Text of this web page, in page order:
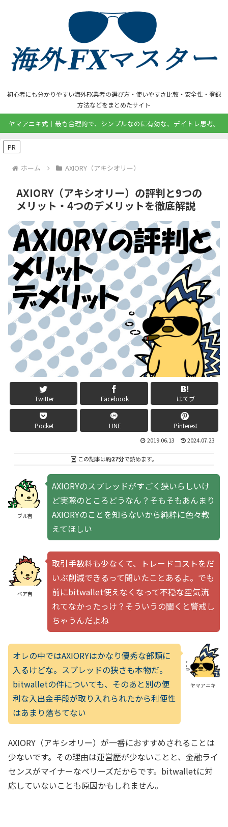
初心者にも分かりやすい海外FX業者の選び方・使いやすさ比較・安全性・登録
方法などをまとめたサイト
ヤマアニキ式｜最も合理的で、シンプルなのに有効な、デイトレ思考。
PR
ホーム AXIORY（アキシオリー）
AXIORY（アキシオリー）の評判と9つの
メリット・4つのデメリットを徹底解説
Twitter Facebook はてブ
Pocket LINE Pinterest
2019.06.13 2024.07.23
この記事は約27分で読めます。
ブル吉
AXIORYのスプレッドがすごく狭いらしいけ
ど実際のところどうなん？そもそもあんまり
AXIORYのことを知らないから純粋に色々教
えてほしい
ベア吉
取引手数料も少なくて、トレードコストをだ
いぶ削減できるって聞いたことあるよ。でも
前にbitwallet使えなくなって不穏な空気流
れてなかったっけ？そういうの聞くと警戒し
ちゃうんだよね
ヤマアニキ
オレの中ではAXIORYはかなり優秀な部類に
入るけどな。スプレッドの狭さも本物だ。
bitwalletの件についても、そのあと別の便
利な入出金手段が取り入れられたから利便性
はあまり落ちてない
AXIORY（アキシオリー）が一番におすすめされることは
少ないです。その理由は運営歴が少ないことと、金融ライ
センスがマイナーなベリーズだからです。bitwalletに対
応していないことも原因かもしれません。